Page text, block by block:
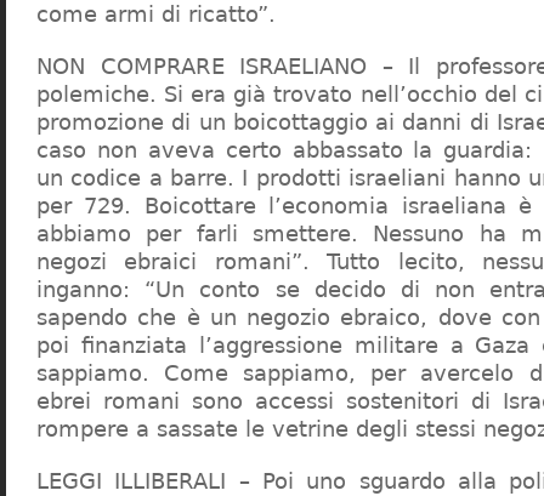
come armi di ricatto”.
NON COMPRARE ISRAELIANO – Il
polemiche. Si era già trovato nell’occhio del
promozione di un boicottaggio ai danni di
caso non aveva certo abbassato la guardia:
un codice a barre. I prodotti israeliani hanno
per 729. Boicottare l’economia israeliana è
abbiamo per farli smettere. Nessuno ha
negozi ebraici romani”. Tutto lecito,
inganno: “Un conto se decido di non
sapendo che è un negozio ebraico, dove
poi finanziata l’aggressione militare a
sappiamo. Come sappiamo, per avercelo
ebrei romani sono accessi sostenitori di
rompere a sassate le vetrine degli stessi
LEGGI ILLIBERALI – Poi uno sguardo alla